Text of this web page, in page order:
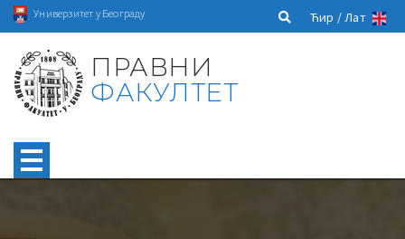
Универзитет у Београду Ћир /Лат
ПРАВНИ
ФАКУЛТЕТ